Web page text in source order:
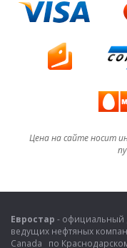
Цена на сайте носит
Евростар - официальный
ведущих нефтяных
Canada по